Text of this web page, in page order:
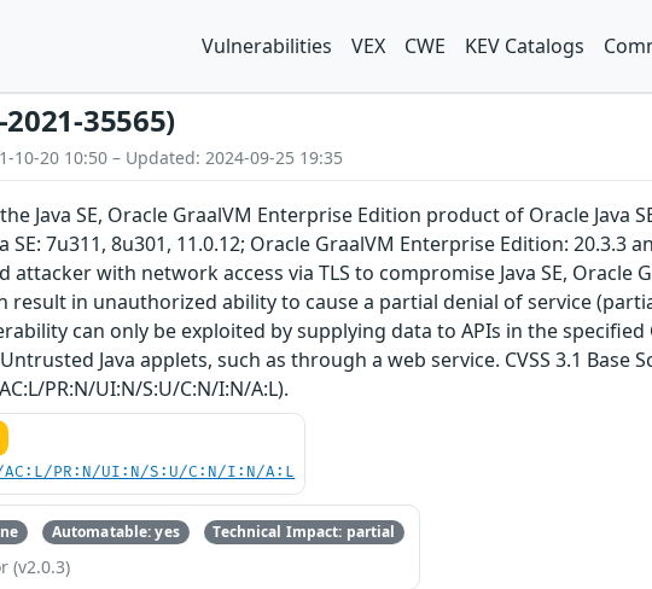
Vulnerabilities VEX CWE KEV Catalogs
2021-35565)
10-20 10:50 – Updated: 2024-09-25 19:35
Java SE, Oracle GraalVM Enterprise Edition product of Oracle Java
SE: 7u311, 8u301, 11.0.12; Oracle GraalVM Enterprise Edition: 20.3.3
attacker with network access via TLS to compromise Java SE, Oracle
result in unauthorized ability to cause a partial denial of service
can only be exploited by supplying data to APIs in the
Java applets, such as through a web service. CVSS 3.1 Base
PR:N/UI:N/S:U/C:N/I:N/A:L).
AC:L/PR:N/UI:N/S:U/C:N/I:N/A:L
Automatable: yes Technical Impact: partial
(v2.0.3)